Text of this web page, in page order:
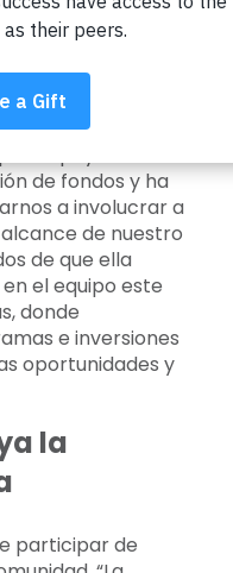
Impact on
de fondos y ha
a involucrar a
de nuestro
de que ella
el equipo este
donde
e inversiones
oportunidades y
la
participar de